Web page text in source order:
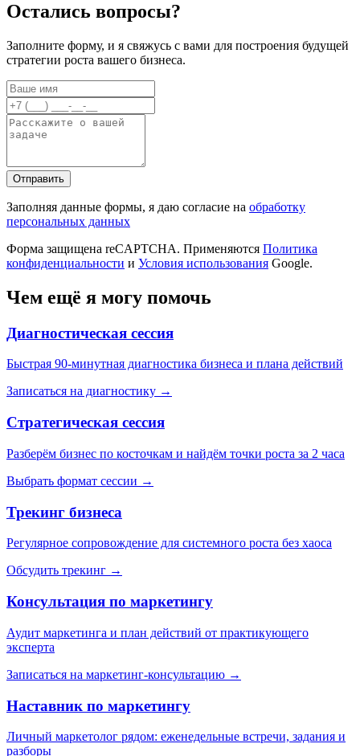
Остались вопросы?
Заполните форму, и я свяжусь с вами для построения будущей
стратегии роста вашего бизнеса.
Отправить
Заполняя данные формы, я даю согласие на обработку
персональных данных
Форма защищена reCAPTCHA. Применяются Политика
конфиденциальности и Условия использования Google.
Чем ещё я могу помочь
Диагностическая сессия
Быстрая 90-минутная диагностика бизнеса и плана действий
Записаться на диагностику →
Стратегическая сессия
Разберём бизнес по косточкам и найдём точки роста за 2 часа
Выбрать формат сессии →
Трекинг бизнеса
Регулярное сопровождение для системного роста без хаоса
Обсудить трекинг →
Консультация по маркетингу
Аудит маркетинга и план действий от практикующего
эксперта
Записаться на маркетинг-консультацию →
Наставник по маркетингу
Личный маркетолог рядом: еженедельные встречи, задания и
разборы